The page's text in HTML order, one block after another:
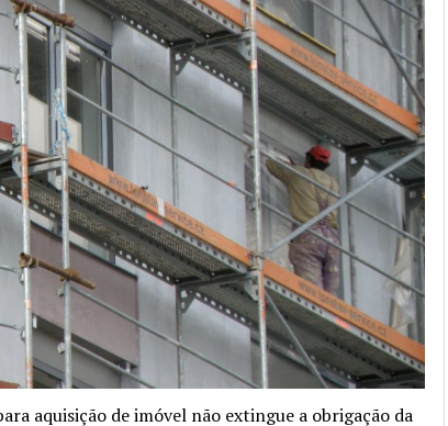
aquisição de imóvel não extingue a obrigação da